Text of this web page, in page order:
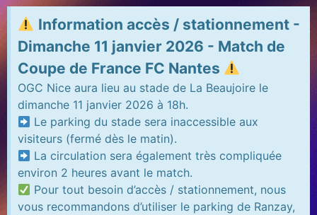
Information accès / stationnement -
Dimanche 11 janvier 2026 - Match de
Coupe de France FC Nantes
OGC Nice aura lieu au stade de La Beaujoire le
dimanche 11 janvier 2026 à 18h.
Le parking du stade sera inaccessible aux
visiteurs (fermé dès le matin).
La circulation sera également très compliquée
environ 2 heures avant le match.
Pour tout besoin d’accès / stationnement, nous
vous recommandons d’utiliser le parking de Ranzay,